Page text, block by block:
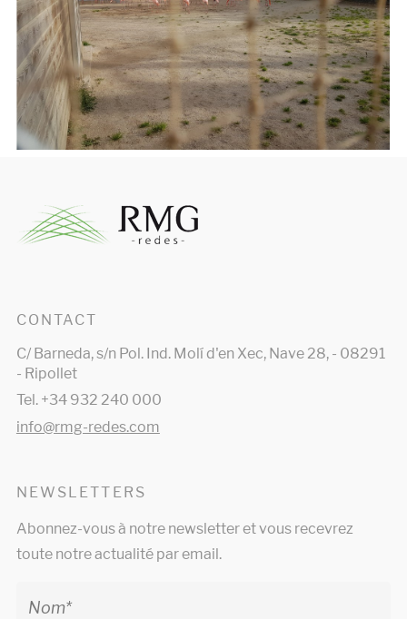
CONTACT
C/ Barneda, s/n Pol. Ind. Molí d'en Xec, Nave 28, - 08291
- Ripollet
Tel. +34 932 240 000
info@rmg-redes.com
NEWSLETTERS
Abonnez-vous à notre newsletter et vous recevrez
toute notre actualité par email.